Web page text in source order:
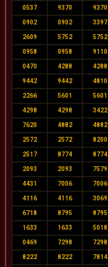
0537 9370 9370
0902 0902 3397
2609 5752 5752
0958 0958 9110
0470 4288 4288
9442 9442 4810
2266 5601 5601
4298 4298 3422
7620 4882 4882
2572 2572 8200
2517 8774 8774
2093 2093 7579
4431 7006 7006
4116 4116 3069
6718 8795 8795
1633 1633 5018
0469 7298 7298
8222 8222 7814